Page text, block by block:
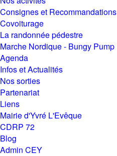
Consignes et Recommandations
Covoiturage
La randonnée pédestre
Marche Nordique - Bungy Pump
Agenda
Infos et Actualités
Nos sorties
Partenariat
Liens
Mairie d'Yvré L'Evêque
CDRP 72
Blog
Admin CEY